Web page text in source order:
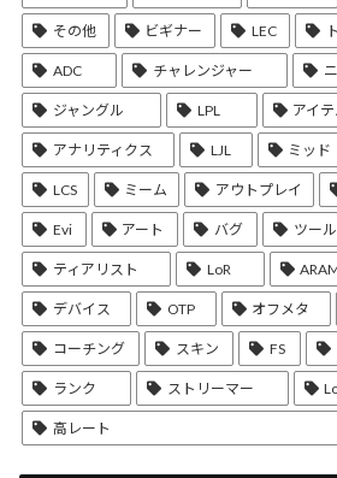
その他 ビギナー LEC
ADC チャレンジャー
ジャングル LPL アイ
アナリティクス LJL ミッド
LCS ミーム アウトプレイ
Evi アート バグ ツール
ティアリスト LoR
デバイス OTP オフメタ
コーチング スキン FS
ランク ストリーマー
高レート